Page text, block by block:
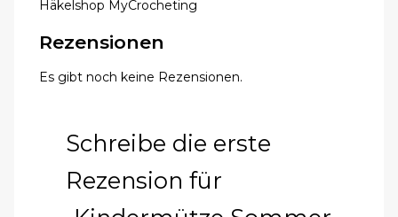
Häkelshop MyCrocheting
Rezensionen
Es gibt noch keine Rezensionen.
Schreibe die erste
Rezension für